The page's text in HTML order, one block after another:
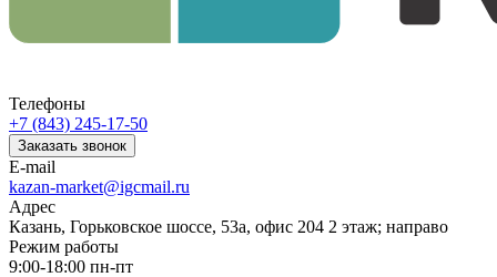
Телефоны
+7 (843) 245-17-50
Заказать звонок
E-mail
kazan-market@igcmail.ru
Адрес
Казань, ​Горьковское шоссе, 53а, офис 204 2 этаж; направо
Режим работы
9:00-18:00 пн-пт